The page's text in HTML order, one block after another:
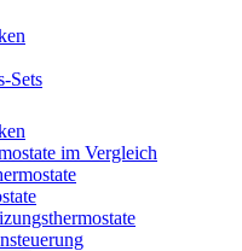
Sets
im Vergleich